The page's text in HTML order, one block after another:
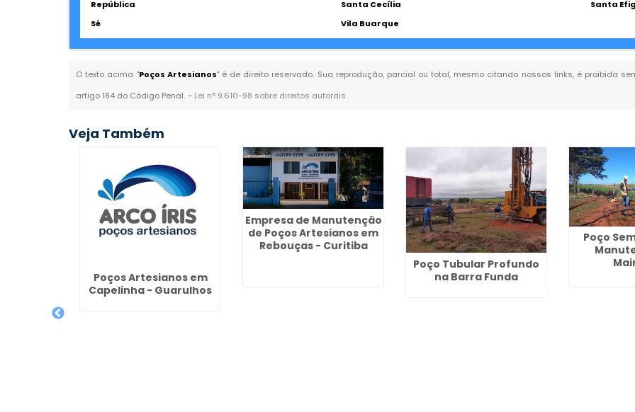
República
Santa Cecília
Santa
Sé
Vila Buarque
O texto acima "Poços Artesianos" é de direito reservado. Sua reprodução, parcial ou total, mesmo citando nossos links, é proibida
artigo 184 do Código Penal. – Lei n° 9.610-98 sobre direitos autorais.
Veja Também
Poços Artesianos em
Capelinha - Guarulhos
Empresa de Manutenção
de Poços Artesianos em
Rebouças - Curitiba
Poço Tubular Profundo
na Barra Funda
Poço